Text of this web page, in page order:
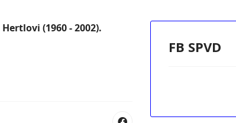
(1960 - 2002).
FB SPVD